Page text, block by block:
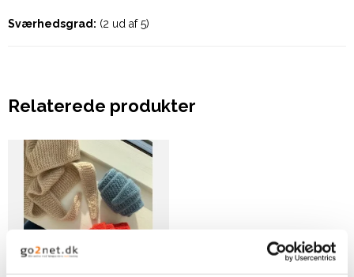
Sværhedsgrad: (2 ud af 5)
Relaterede produkter